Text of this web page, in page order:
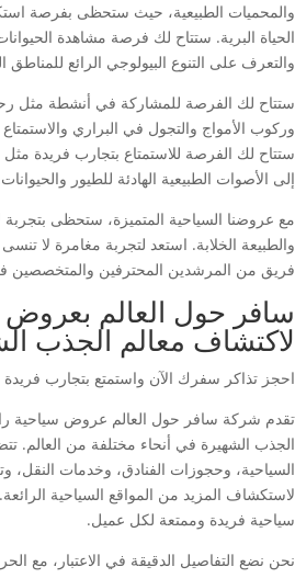
والمحميات الطبيعية، حيث ستحظى بفرصة
الحياة البرية. ستتاح لك فرصة مشاهدة الحيوانات
والتعرف على التنوع البيولوجي الرائع للمناطق
ستتاح لك الفرصة للمشاركة في أنشطة مثل
وركوب الأمواج والتجول في البراري والاستمتاع
ستتاح لك الفرصة للاستمتاع بتجارب فريدة مثل
إلى الأصوات الطبيعية الهادئة للطيور
مع عروضنا السياحية المتميزة، ستحظى بتجربة
والطبيعة الخلابة. استعد لتجربة مغامرة لا
فريق من المرشدين المحترفين والمتخصصين
سافر حول العالم بعروض
لاكتشاف معالم الجذب
احجز تذاكر سفرك الآن واستمتع بتجارب فريدة
تقدم شركة سافر حول العالم عروض سياحية
الجذب الشهيرة في أنحاء مختلفة من العالم.
السياحية، وحجوزات الفنادق، وخدمات النقل،
لاستكشاف المزيد من المواقع السياحية
سياحية فريدة وممتعة لكل عميل.
نحن نضع التفاصيل الدقيقة في الاعتبار، مع